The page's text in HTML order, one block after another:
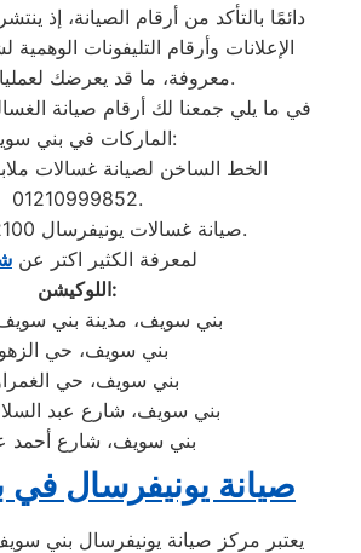
دائمًا بالتأكد من أرقام الصيانة، إذ
الإعلانات وأرقام التليفونات
معروفة، ما قد يعرضك لعمليات النصب.
في ما يلي جمعنا لك أرقام صيانة
الماركات في بني سويف:
الخط الساخن لصيانة غسالات
01210999852.
صيانة غسالات يونيفرسال 01096922100.
لمعرفة الكثير اكتر عن
اللوكيشن:
بني سويف، مدينة بني سويف
بني سويف، حي
بني سويف، حي
بني سويف، شارع عبد
بني سويف، شارع أحمد
صيانة يونيفرسال
يعتبر مركز صيانة يونيفرسال بني